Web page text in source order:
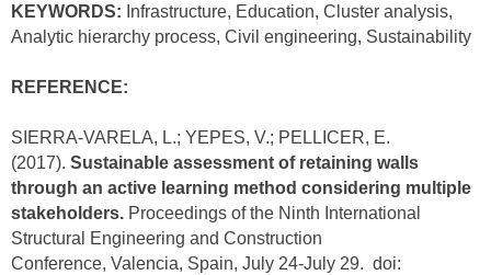
KEYWORDS: Infrastructure, Education, Cluster analysis,
Analytic hierarchy process, Civil engineering, Sustainability
REFERENCE:
SIERRA-VARELA, L.; YEPES, V.; PELLICER, E.
(2017). Sustainable assessment of retaining walls
through an active learning method considering multiple
stakeholders. Proceedings of the Ninth International
Structural Engineering and Construction
Conference, Valencia, Spain, July 24-July 29. doi: